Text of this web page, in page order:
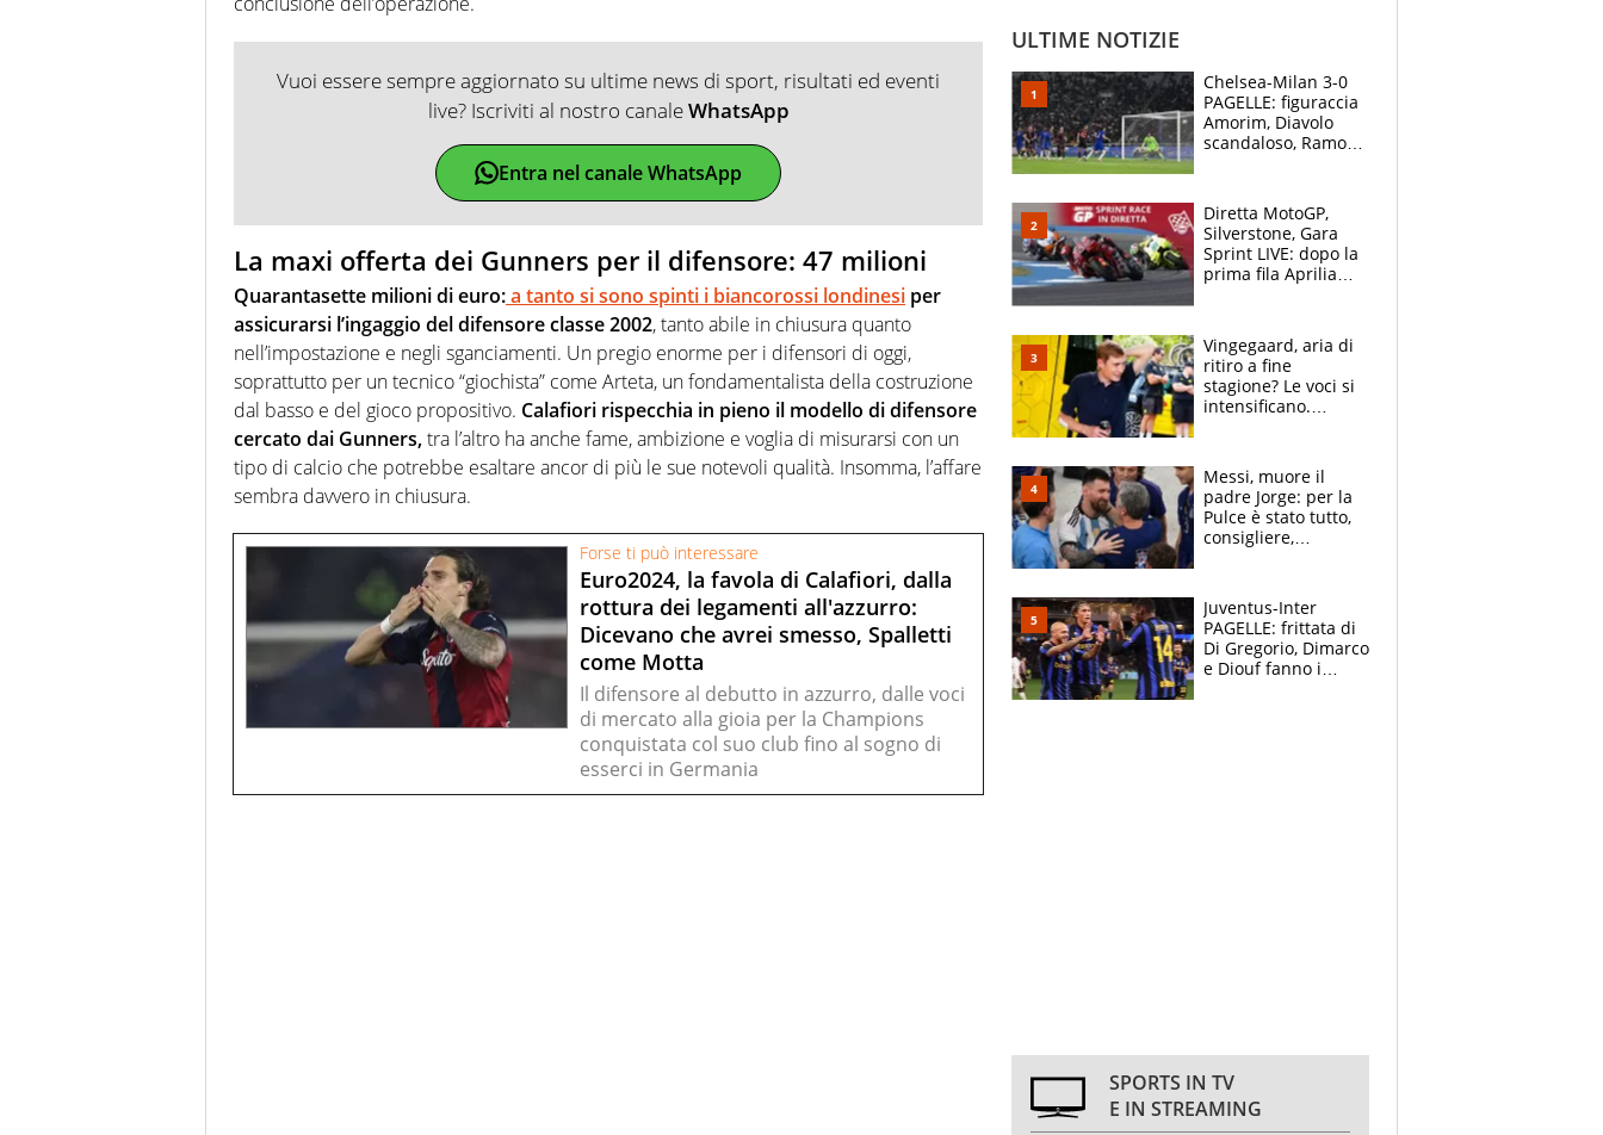
Vuoi essere sempre aggiornato su ultime news di sport, risultati ed eventi
live? Iscriviti al nostro canaleWhatsApp
Entra nel canale WhatsApp
La maxi offerta dei Gunners per il difensore: 47 milioni
Quarantasette milioni di euro:a tanto si sono spinti i biancorossi londinesi per
assicurarsi l’ingaggio del difensore classe 2002, tanto abile in chiusura quanto
nell’impostazione e negli sganciamenti. Un pregio enorme per i difensori di oggi,
soprattutto per un tecnico “giochista” come Arteta, un fondamentalista della costruzione
dal basso e del gioco propositivo. Calafiori rispecchia in pieno il modello di difensore
cercato dai Gunners,tra l’altro ha anche fame, ambizione e voglia di misurarsi con un
tipo di calcio che potrebbe esaltare ancor di più le sue notevoli qualità. Insomma, l’affare
sembra davvero in chiusura.
Forse ti può interessare
Euro2024, la favola di Calafiori, dalla
rottura dei legamenti all'azzurro:
Dicevano che avrei smesso, Spalletti
come Motta
Il difensore al debutto in azzurro, dalle voci
di mercato alla gioia per la Champions
conquistata col suo club fino al sogno di
esserci in Germania
ULTIME NOTIZIE
Chelsea-Milan 3-0
PAGELLE: figuraccia
Amorim, Diavolo
scandaloso, Ramos
Diretta MotoGP,
Silverstone, Gara
Sprint LIVE: dopo la
prima fila Aprilia
Vingegaard, aria di
ritiro a fine
stagione? Le voci si
intensificano.
vuole la Roubaix
Messi, muore il
padre Jorge: per la
Pulce è stato tutto,
consigliere,
Juventus-Inter
PAGELLE: frittata di
Di Gregorio, Dimarco
e Diouf fanno i
SPORTS IN TV
E IN STREAMING